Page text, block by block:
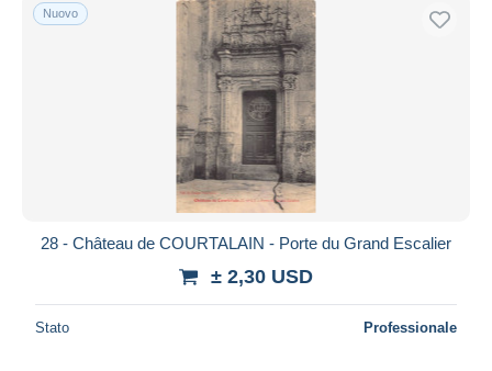
Nuovo
28 - Château de COURTALAIN - Porte du Grand Escalier
± 2,30 USD
Stato Professionale